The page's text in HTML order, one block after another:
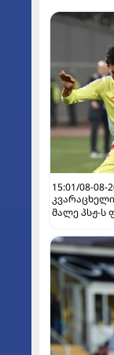
15:01/08-08-
მალე პსჟ-ს